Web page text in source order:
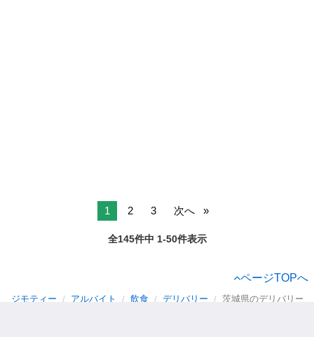
1 2 3 次へ
全145件中 1-50件表示
ページTOPへ
ジモティー アルバイト 飲食 デリバリー 茨城県のデリバリー